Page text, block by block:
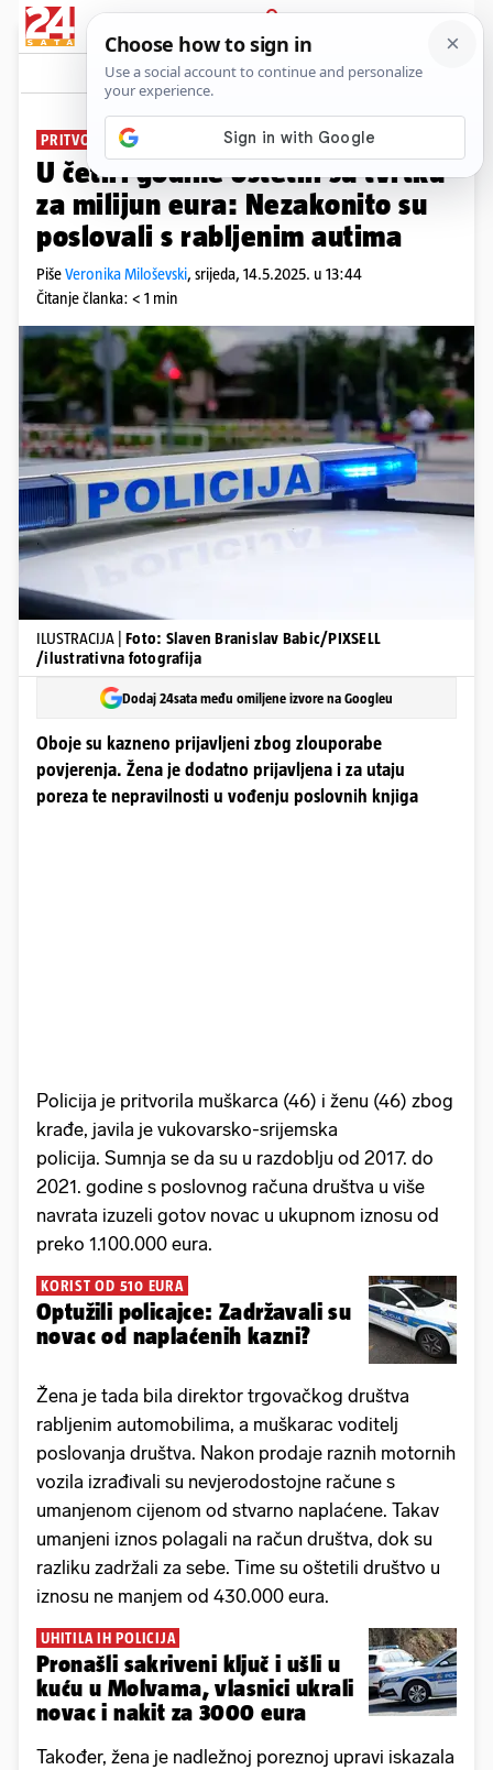
PRIJAVA
News Komentari
PRITVORILI IH
U četiri godine oštetili su tvrtku
za milijun eura: Nezakonito su
poslovali s rabljenim autima
PišeVeronika Miloševski, srijeda, 14.5.2025. u 13:44
Čitanje članka: < 1 min
ILUSTRACIJA | Foto: Slaven Branislav Babic/PIXSELL
/ilustrativna fotografija
Dodaj 24sata među omiljene izvore na Googleu
Oboje su kazneno prijavljeni zbog zlouporabe
povjerenja. Žena je dodatno prijavljena i za utaju
poreza te nepravilnosti u vođenju poslovnih knjiga
Policija je pritvorila muškarca (46) i ženu (46) zbog
krađe, javila je vukovarsko-srijemska
policija. Sumnja se da su u razdoblju od 2017. do
2021. godine s poslovnog računa društva u više
navrata izuzeli gotov novac u ukupnom iznosu od
preko 1.100.000 eura.
KORIST OD 510 EURA
Optužili policajce: Zadržavali su
novac od naplaćenih kazni?
Žena je tada bila direktor trgovačkog društva
rabljenim automobilima, a muškarac voditelj
poslovanja društva. Nakon prodaje raznih motornih
vozila izrađivali su nevjerodostojne račune s
umanjenom cijenom od stvarno naplaćene. Takav
umanjeni iznos polagali na račun društva, dok su
razliku zadržali za sebe. Time su oštetili društvo u
iznosu ne manjem od 430.000 eura.
UHITILA IH POLICIJA
Pronašli sakriveni ključ i ušli u
kuću u Molvama, vlasnici ukrali
novac i nakit za 3000 eura
Također, žena je nadležnoj poreznoj upravi iskazala